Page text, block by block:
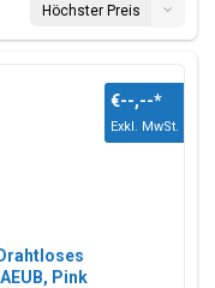
Höchster Preis
Pink
€--,--*
Exkl. MwSt.